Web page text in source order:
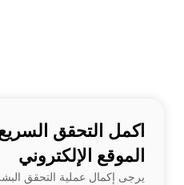
اكمل التحقق
الموقع الإلكتروني
يرجى إكمال عملية التحقق